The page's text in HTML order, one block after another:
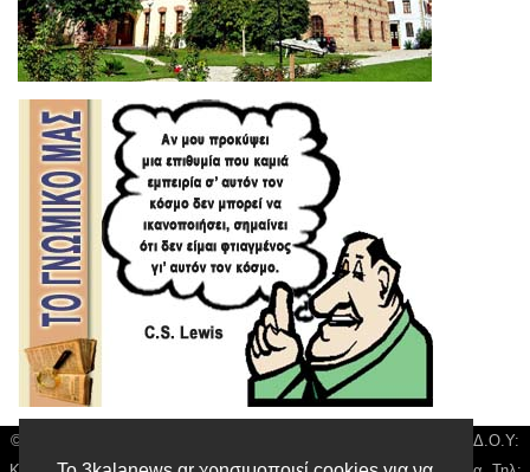
© 3kala News | Διακριτικός Τίτλος: Orion Media, ΑΦΜ: 043750542, Δ.Ο.Υ: